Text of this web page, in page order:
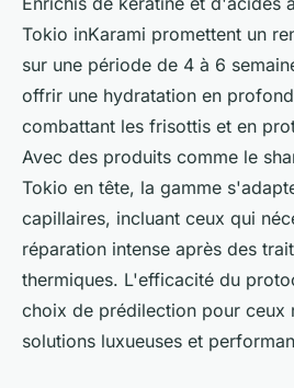
Tokio inKarami promettent un
sur une période de 4 à 6
offrir une hydratation en
combattant les frisottis et en
Avec des produits comme le
Tokio en tête, la gamme
capillaires, incluant ceux qui
réparation intense après des
thermiques. L'efficacité du
choix de prédilection pour ceux
solutions luxueuses et